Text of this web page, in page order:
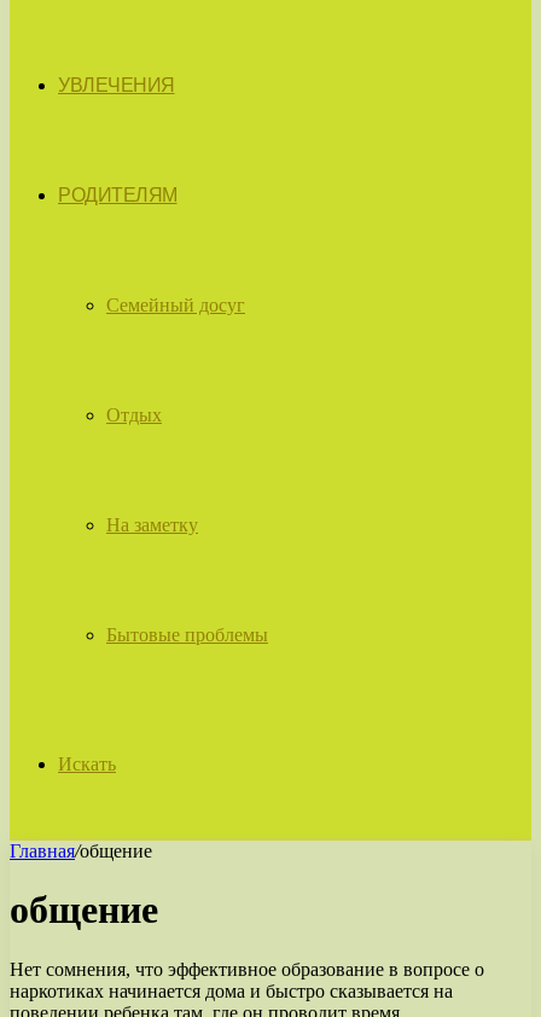
УВЛЕЧЕНИЯ
РОДИТЕЛЯМ
Семейный досуг
Отдых
На заметку
Бытовые проблемы
Искать
Главная/общение
общение
Нет сомнения, что эффективное образование в вопросе о
наркотиках начинается дома и быстро сказывается на
поведении ребенка там, где он проводит время.